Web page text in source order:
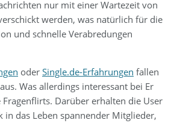
nur mit einer Wartezeit von
werden, was natürlich für die
und schnelle Verabredungen
oder Single.de-Erfahrungen fallen
Was allerdings interessant bei Er
Darüber erhalten die User
in das Leben spannender Mitglieder,